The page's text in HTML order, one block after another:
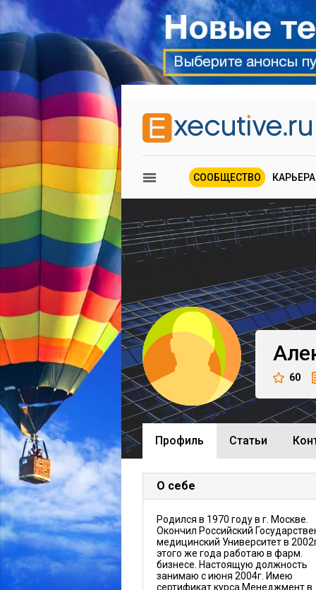
СООБЩЕСТВО КАРЬЕРА
60
Профиль Cтатьи
О себе
Родился в 1970 году в г. Москве.
Окончил Российский
медицинский Университет в
этого же года работаю в фарм.
бизнесе. Настоящую должность
занимаю с июня 2004г. Имею
сертификат курса Менеджмент в